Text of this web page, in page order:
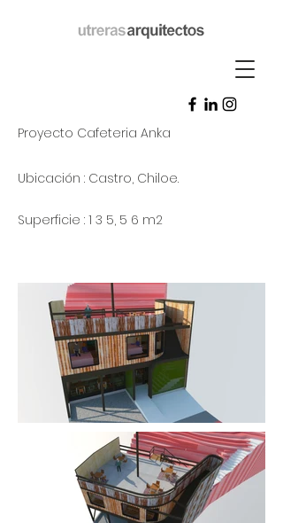
Proyecto Cafeteria Anka
Ubicación : Castro, Chiloe.
Superficie : 1 3 5, 5 6 m2